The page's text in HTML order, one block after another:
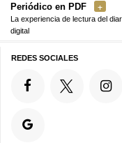
Periódico en PDF
La experiencia de lectura del
digital
REDES SOCIALES